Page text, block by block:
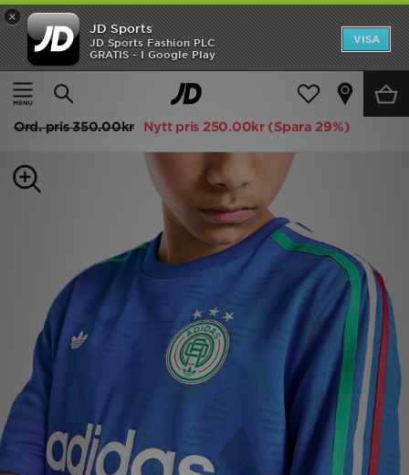
×
JD Sports
JD Sports Fashion PLC
GRATIS - I Google Play
VISA
Hem
Barn Juniorkläder (8-15 År) T-Shirts och Pikétröjor
adidas Originals Football T-Shirt Junior
Ord. pris350.00kr Nytt pris 250.00kr (Spara 29%)
Hem
REA
Dam
Varumärken
Bästsäljare
Fotboll
Ladda ner appen